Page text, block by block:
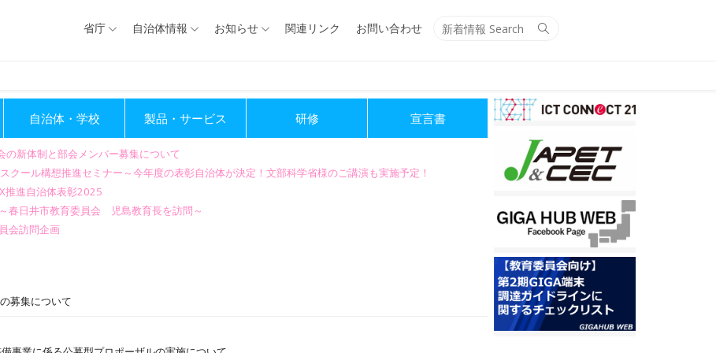
Search
省庁 自治体情報 お知らせ 関連リンク お問い合わせ
自治体・学校 製品・サービス 研修 宣言書
の新体制と部会メンバー募集について
クール構想推進セミナー～今年度の表彰自治体が決定！文部科学省様のご講演も実施予定！
推進自治体表彰2025
春日井市教育委員会 児島教育長を訪問～
会訪問企画
募集について